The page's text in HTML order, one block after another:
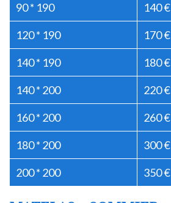
90 * 190 140 €
120 * 190 170 €
140 * 190 180 €
140 * 200 220 €
160 * 200 260 €
180 * 200 300 €
200 * 200 350 €